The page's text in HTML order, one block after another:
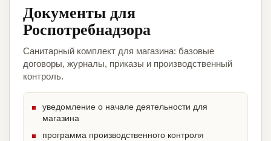
Документы для
Роспотребнадзора
Санитарный комплект для магазина: базовые
договоры, журналы, приказы и производственный
контроль.
уведомление о начале деятельности для
магазина
программа производственного контроля